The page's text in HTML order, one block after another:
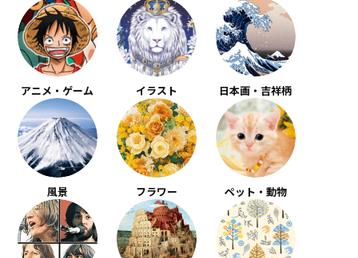
アニメ・ゲーム イラスト 日本画・吉祥柄
風景 フラワー ペット・動物